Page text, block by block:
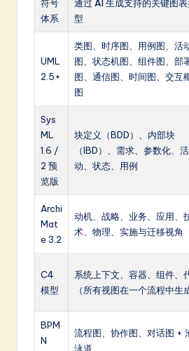
符号
体系
通过 AI 生成支持的关键图
型
UML
2.5+
类图、时序图、用例图、活
图、状态机图、组件图、部
图、通信图、时间图、交互
图
Sys
ML
1.6 /
2 预
览版
块定义（BDD）、内部块
（IBD）、需求、参数化、活
动、状态、用例
Archi
Mat
e 3.2
动机、战略、业务、应用、
术、物理、实施与迁移视角
C4
模型
系统上下文、容器、组件、
（所有视图在一个流程中生
BPM
N
流程图、协作图、对话图 +
泳道